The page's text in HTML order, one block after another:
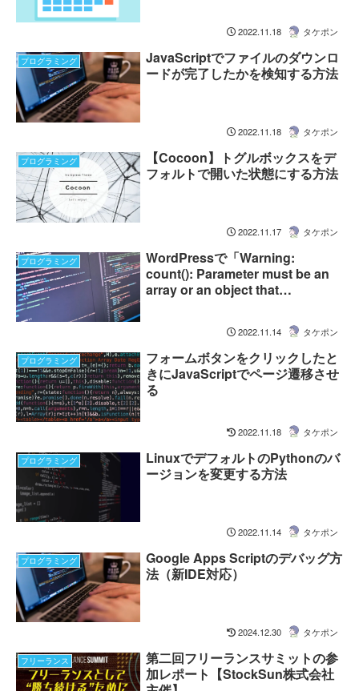
2022.11.18 タケポン
プログラミング
JavaScriptでファイルのダウンロ
ードが完了したかを検知する方法
2022.11.18 タケポン
プログラミング
【Cocoon】トグルボックスをデ
フォルトで開いた状態にする方法
2022.11.17 タケポン
プログラミング
WordPressで「Warning:
count(): Parameter must be an
array or an object that
2022.11.14 タケポン
プログラミング
フォームボタンをクリックしたと
きにJavaScriptでページ遷移させ
る
2022.11.18 タケポン
プログラミング
LinuxでデフォルトのPythonのバ
ージョンを変更する方法
2022.11.14 タケポン
プログラミング
Google Apps Scriptのデバッグ方
法（新IDE対応）
2024.12.30 タケポン
フリーランス
第二回フリーランスサミットの参
加レポート【StockSun株式会社